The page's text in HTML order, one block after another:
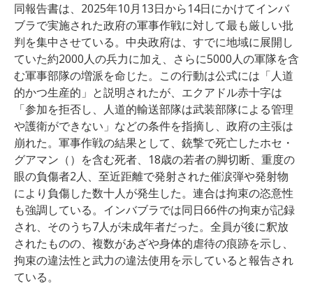
同報告書は、2025年10月13日から14日にかけてインバ
ブラで実施された政府の軍事作戦に対して最も厳しい批
判を集中させている。中央政府は、すでに地域に展開し
ていた約2000人の兵力に加え、さらに5000人の軍隊を含
む軍事部隊の増派を命じた。この行動は公式には「人道
的かつ生産的」と説明されたが、エクアドル赤十字は
「参加を拒否し、人道的輸送部隊は武装部隊による管理
や護衛ができない」などの条件を指摘し、政府の主張は
崩れた。軍事作戦の結果として、銃撃で死亡したホセ・
グアマン（）を含む死者、18歳の若者の脚切断、重度の
眼の負傷者2人、至近距離で発射された催涙弾や発射物
により負傷した数十人が発生した。連合は拘束の恣意性
も強調している。インバブラでは同日66件の拘束が記録
され、そのうち7人が未成年者だった。全員が後に釈放
されたものの、複数があざや身体的虐待の痕跡を示し、
拘束の違法性と武力の違法使用を示していると報告され
ている。